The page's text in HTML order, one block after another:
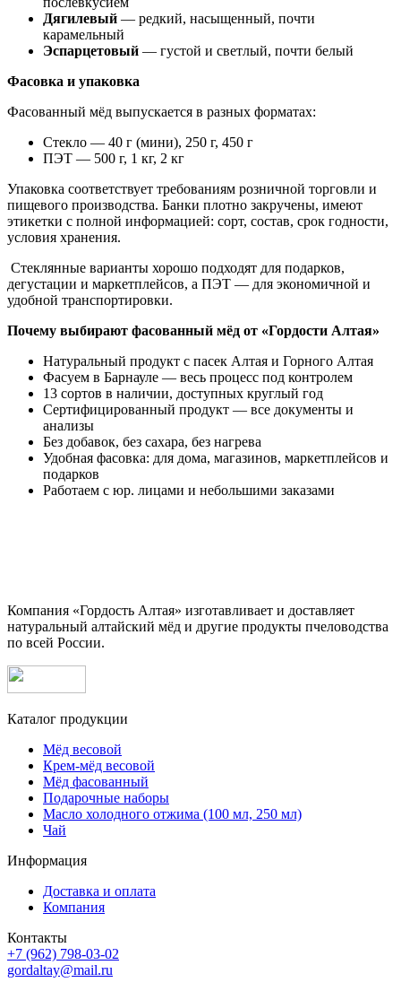
Дягилевый — редкий, насыщенный, почти
карамельный
Эспарцетовый — густой и светлый, почти белый
Фасовка и упаковка
Фасованный мёд выпускается в разных форматах:
Стекло — 40 г (мини), 250 г, 450 г
ПЭТ — 500 г, 1 кг, 2 кг
Упаковка соответствует требованиям розничной торговли и
пищевого производства. Банки плотно закручены, имеют
этикетки с полной информацией: сорт, состав, срок годности,
условия хранения.
Стеклянные варианты хорошо подходят для подарков,
дегустации и маркетплейсов, а ПЭТ — для экономичной и
удобной транспортировки.
Почему выбирают фасованный мёд от «Гордости Алтая»
Натуральный продукт с пасек Алтая и Горного Алтая
Фасуем в Барнауле — весь процесс под контролем
13 сортов в наличии, доступных круглый год
Сертифицированный продукт — все документы и
анализы
Без добавок, без сахара, без нагрева
Удобная фасовка: для дома, магазинов, маркетплейсов и
подарков
Работаем с юр. лицами и небольшими заказами
Компания «Гордость Алтая» изготавливает и доставляет
натуральный алтайский мёд и другие продукты пчеловодства
по всей России.
Каталог продукции
Мёд весовой
Крем-мёд весовой
Мёд фасованный
Подарочные наборы
Масло холодного отжима (100 мл, 250 мл)
Чай
Информация
Доставка и оплата
Компания
Контакты
+7 (962) 798-03-02
gordaltay@mail.ru